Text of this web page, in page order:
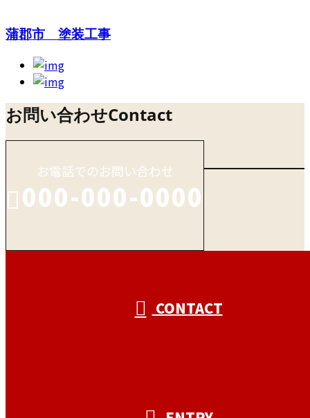
蒲郡市 塗装工事
お問い合わせContact
お電話でのお問い合わせ
000-000-0000
CONTACT